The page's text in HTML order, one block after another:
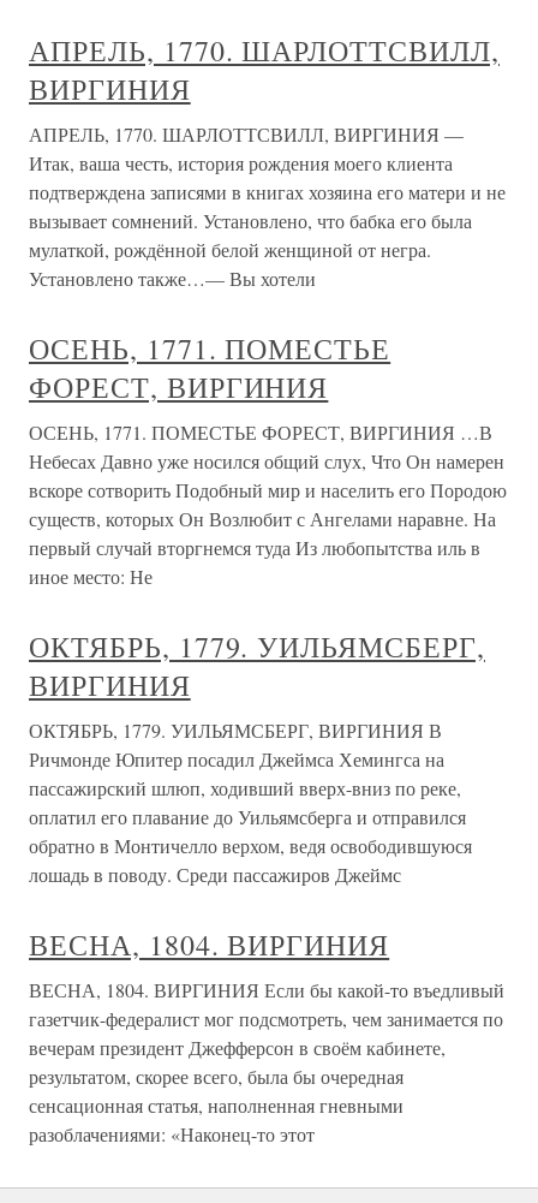
АПРЕЛЬ, 1770. ШАРЛОТТСВИЛЛ,
ВИРГИНИЯ
АПРЕЛЬ, 1770. ШАРЛОТТСВИЛЛ, ВИРГИНИЯ —
Итак, ваша честь, история рождения моего клиента
подтверждена записями в книгах хозяина его матери и не
вызывает сомнений. Установлено, что бабка его была
мулаткой, рождённой белой женщиной от негра.
Установлено также…— Вы хотели
ОСЕНЬ, 1771. ПОМЕСТЬЕ
ФОРЕСТ, ВИРГИНИЯ
ОСЕНЬ, 1771. ПОМЕСТЬЕ ФОРЕСТ, ВИРГИНИЯ …В
Небесах Давно уже носился общий слух, Что Он намерен
вскоре сотворить Подобный мир и населить его Породою
существ, которых Он Возлюбит с Ангелами наравне. На
первый случай вторгнемся туда Из любопытства иль в
иное место: Не
ОКТЯБРЬ, 1779. УИЛЬЯМСБЕРГ,
ВИРГИНИЯ
ОКТЯБРЬ, 1779. УИЛЬЯМСБЕРГ, ВИРГИНИЯ В
Ричмонде Юпитер посадил Джеймса Хемингса на
пассажирский шлюп, ходивший вверх-вниз по реке,
оплатил его плавание до Уильямсберга и отправился
обратно в Монтичелло верхом, ведя освободившуюся
лошадь в поводу. Среди пассажиров Джеймс
ВЕСНА, 1804. ВИРГИНИЯ
ВЕСНА, 1804. ВИРГИНИЯ Если бы какой-то въедливый
газетчик-федералист мог подсмотреть, чем занимается по
вечерам президент Джефферсон в своём кабинете,
результатом, скорее всего, была бы очередная
сенсационная статья, наполненная гневными
разоблачениями: «Наконец-то этот